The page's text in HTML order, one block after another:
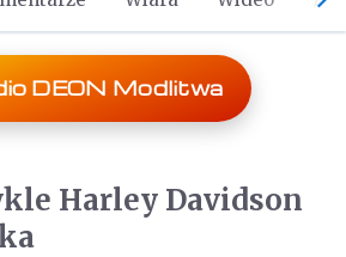
DEON Modlitwa
Harley Davidson